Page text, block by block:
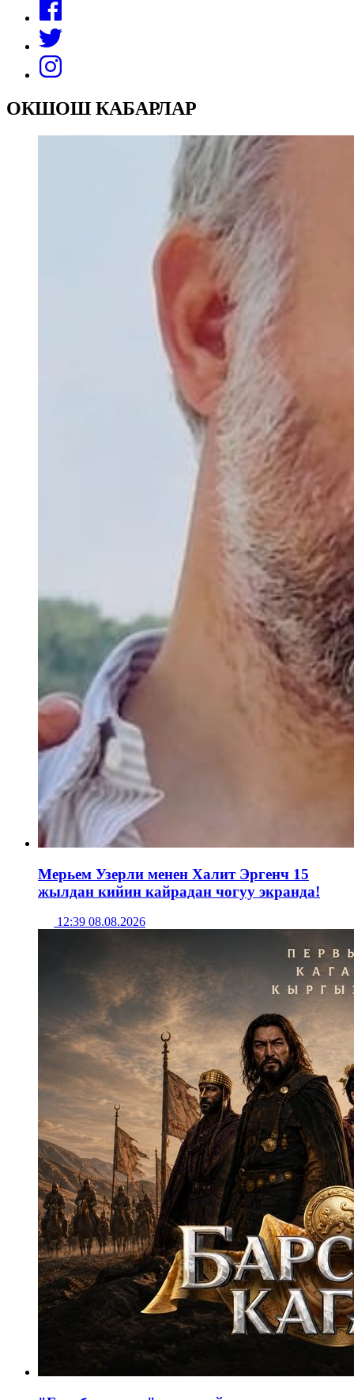
ОКШОШ КАБАРЛАР
Мерьем Узерли менен Халит Эргенч 15
жылдан кийин кайрадан чогуу экранда!
12:39 08.08.2026